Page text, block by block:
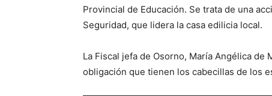
Provincial de Educación. Se trata de una
Seguridad, que lidera la casa edilicia local.
La Fiscal jefa de Osorno, María Angélica de
obligación que tienen los cabecillas de los